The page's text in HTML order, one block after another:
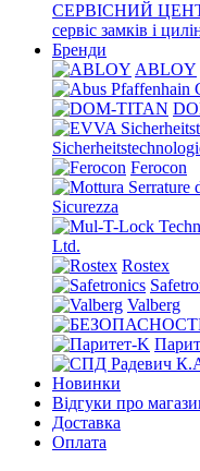
СЕРВІСНИЙ
сервіс замків і
Бренди
ABLOY
Ferocon
Sicurezza
Ltd.
Rostex
Valberg
Новинки
Відгуки про
Доставка
Оплата